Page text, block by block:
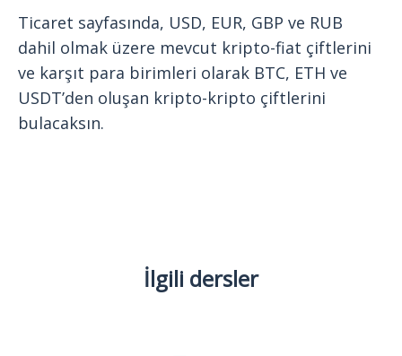
Ticaret sayfasında, USD, EUR, GBP ve RUB
dahil olmak üzere mevcut kripto-fiat çiftlerini
ve karşıt para birimleri olarak BTC, ETH ve
USDT’den oluşan kripto-kripto çiftlerini
bulacaksın.
İlgili dersler